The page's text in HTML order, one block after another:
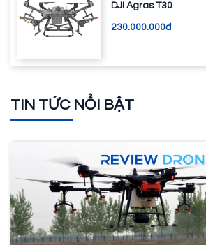
DJI Agras T30
230.000.000đ
TIN TỨC NỔI BẬT